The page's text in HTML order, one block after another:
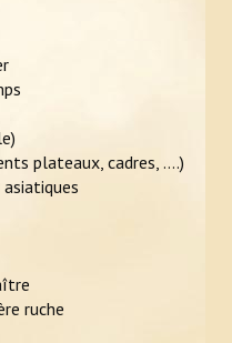
plateaux, cadres, ….)
ruche